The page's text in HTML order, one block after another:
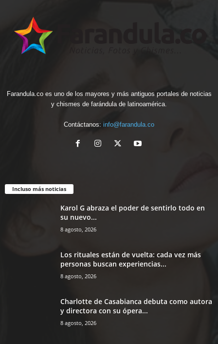
Farandula.co es uno de los mayores y más antiguos portales de noticias
y chismes de farándula de latinoamérica.
Contáctanos: info@farandula.co
Incluso más noticias
Karol G abraza el poder de sentirlo todo en
su nuevo...
8 agosto, 2026
Los rituales están de vuelta: cada vez más
personas buscan experiencias...
8 agosto, 2026
Charlotte de Casabianca debuta como autora
y directora con su ópera...
8 agosto, 2026